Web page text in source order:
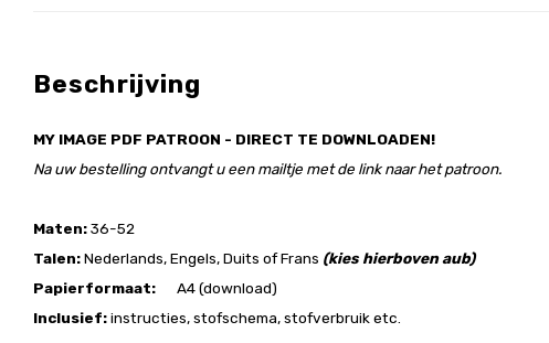
Beschrijving
MY IMAGE PDF PATROON - DIRECT TE DOWNLOADEN!
Na uw bestelling ontvangt u een mailtje met de link naar het patroon.
Maten:36-52
Talen:Nederlands, Engels, Duits of Frans (kies hierboven aub)
Papierformaat: A4 (download)
Inclusief:instructies, stofschema, stofverbruik etc.